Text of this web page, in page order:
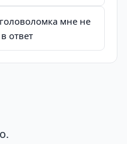
мне не
ответ